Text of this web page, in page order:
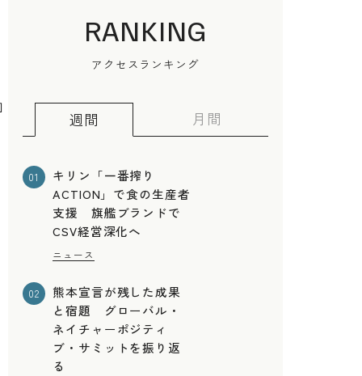
RANKING
アクセスランキング
週間 月間
01
キリン「一番搾り
ACTION」で食の生産者
支援 旗艦ブランドで
CSV経営深化へ
ニュース
02
熊本宣言が残した成果
と宿題 グローバル・
ネイチャーポジティ
ブ・サミットを振り返
る